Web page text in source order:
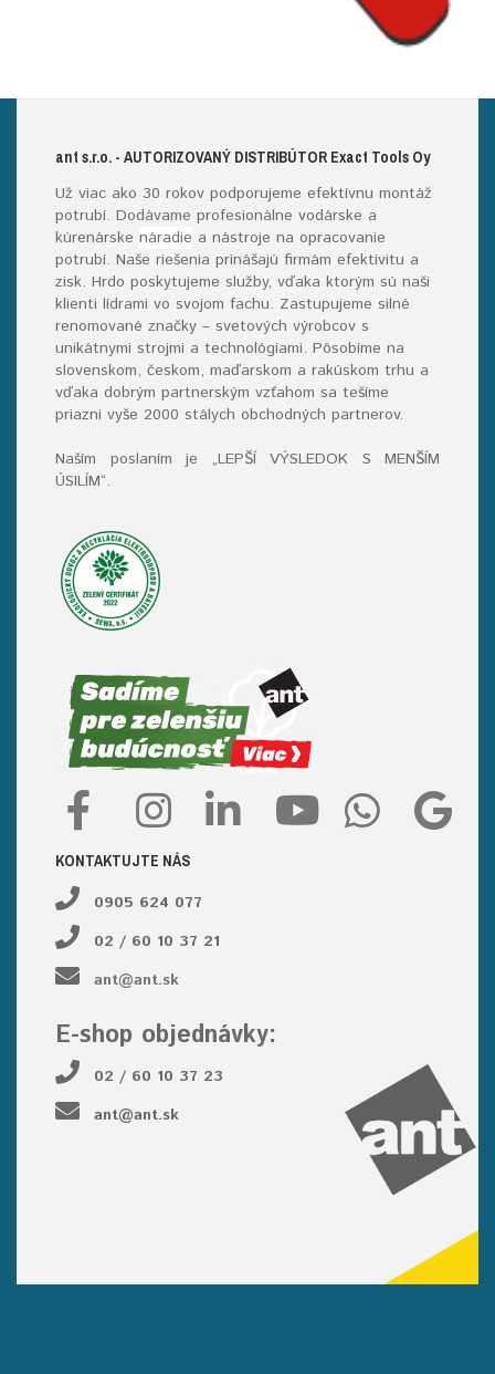
ant s.r.o. - AUTORIZOVANÝ DISTRIBÚTOR Exact Tools Oy
Už viac ako 30 rokov podporujeme efektívnu montáž
potrubí. Dodávame profesionálne vodárske a
kúrenárske náradie a nástroje na opracovanie
potrubí. Naše riešenia prinášajú firmám efektivitu a
zisk. Hrdo poskytujeme služby, vďaka ktorým sú naši
klienti lídrami vo svojom fachu. Zastupujeme silné
renomované značky – svetových výrobcov s
unikátnymi strojmi a technológiami. Pôsobíme na
slovenskom, českom, maďarskom a rakúskom trhu a
vďaka dobrým partnerským vzťahom sa tešíme
priazni vyše 2000 stálych obchodných partnerov.
Naším poslaním je „LEPŠÍ VÝSLEDOK S MENŠÍM
ÚSILÍM“.
KONTAKTUJTE NÁS
0905 624 077
02 / 60 10 37 21
ant@ant.sk
E-shop objednávky:
02 / 60 10 37 23
ant@ant.sk